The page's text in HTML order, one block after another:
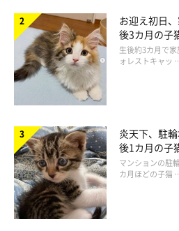
ルナちゃんとララちゃん
お迎え初日
後3カ月の子
ち着く姿に
生後約3カ月で
ォレストキャッ
炎天下、駐
後1カ月の子
でツンデレ
マンションの駐
カ月ほどの子猫